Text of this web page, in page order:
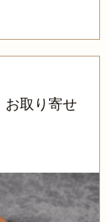
お取り寄せ